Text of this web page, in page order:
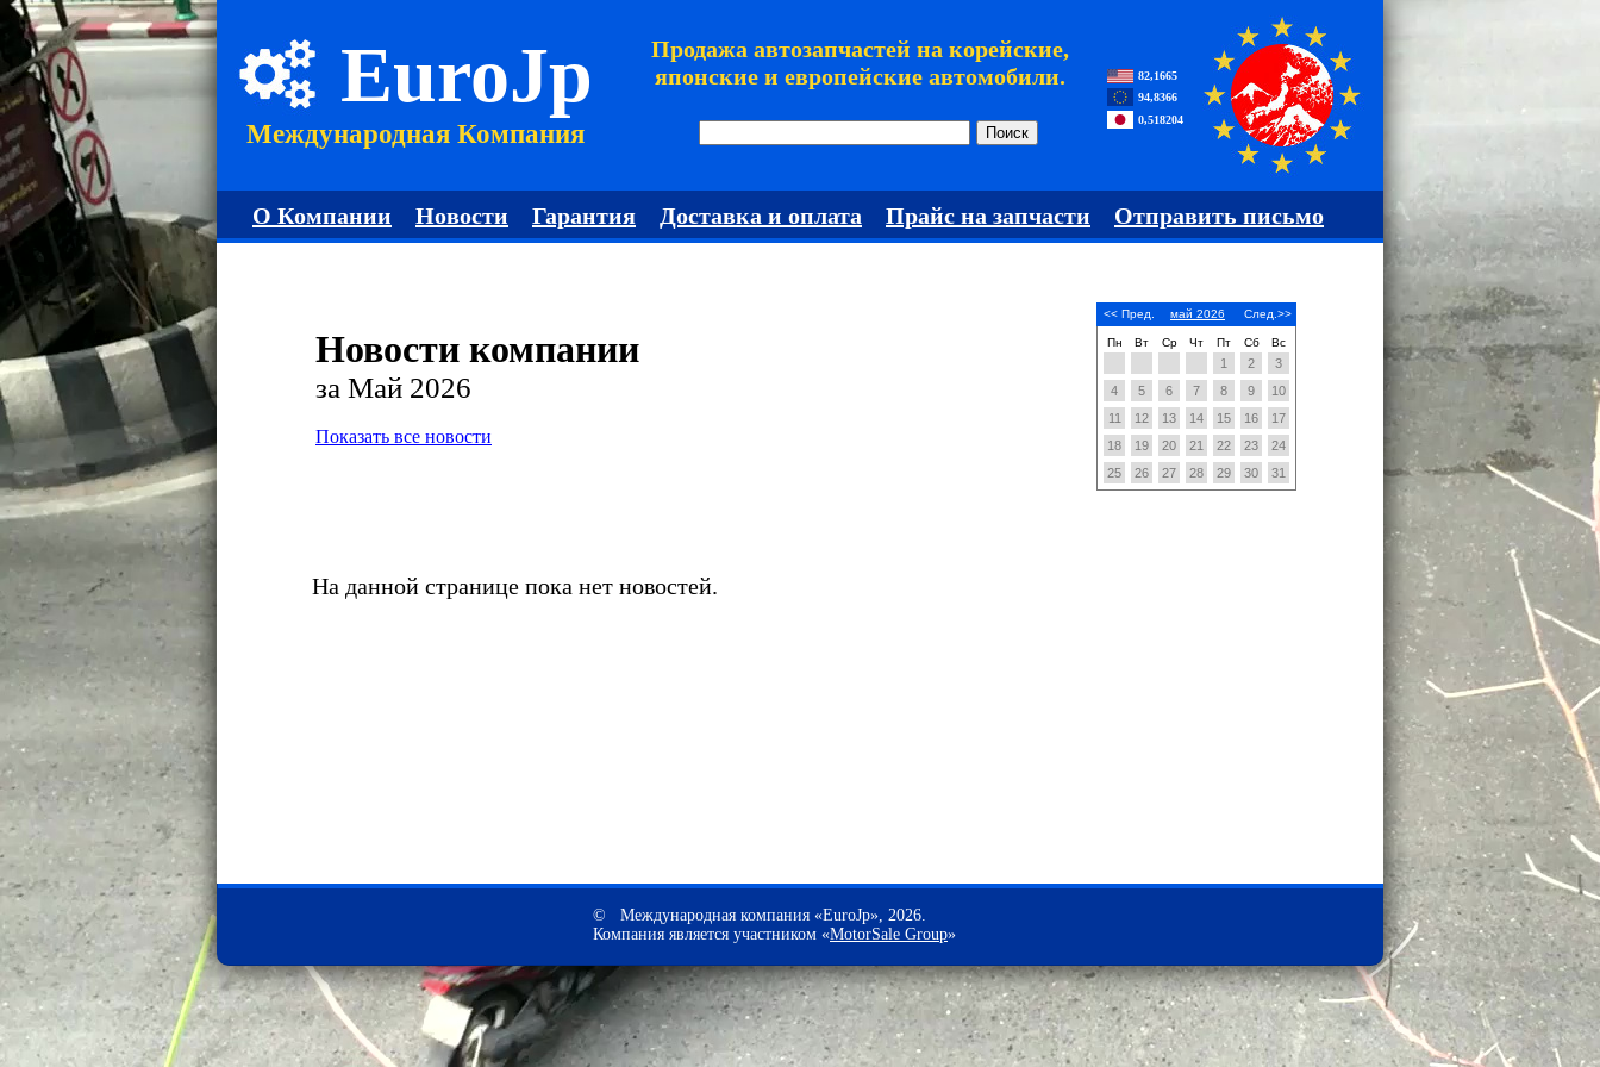
EuroJp
Международная Компания
Продажа автозапчастей на корейские,
японские и европейские автомобили.
82,1665
94,8366
0,518204
О Компании Новости Гарантия Доставка и оплата Прайс на запчасти Отправить письмо
Новости компании
за Май 2026
Показать все новости
<< Пред. май 2026 След.>>
Пн Вт Ср Чт Пт Сб Вс
1 2
3
4
5 6 7 8 9
10
11
12 13 14 15 16
17
18
19 20 21 22 23
24
25
26 27 28 29 30 31
На данной странице пока нет новостей.
© Международная компания «EuroJp», 2026.
Компания является участником «MotorSale Group»